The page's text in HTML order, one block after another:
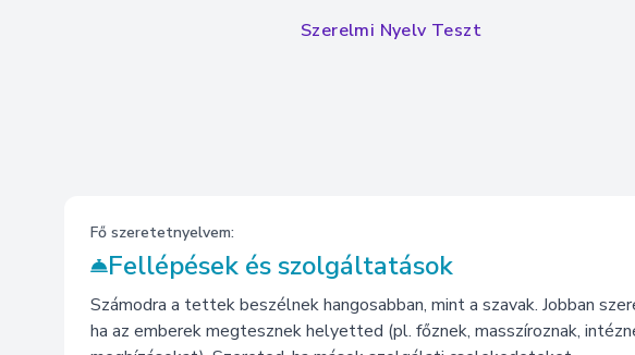
Szerelmi Nyelv Teszt
Fő szeretetnyelvem:
Fellépések és szolgáltatások
Számodra a tettek beszélnek hangosabban, mint a szavak. Jobban
ha az emberek megtesznek helyetted (pl. főznek, masszíroznak,